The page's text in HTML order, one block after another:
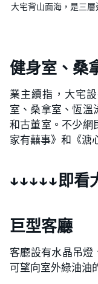
大宅背山面海，是三
健身室、桑
業主續指，大宅
室、桑拿室、恆溫
和古董室。不少網
家有囍事》和《溏
↓↓↓↓↓即看
巨型客廳
客廳設有水晶吊燈
可望向室外綠油油